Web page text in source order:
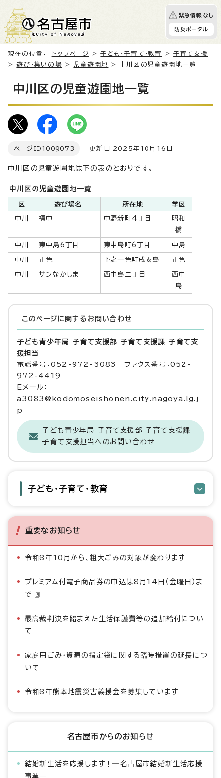
緊急情報なし
防災ポータル
現在の位置： トップページ >子ども・子育て・教育 >子育て支援
>遊び・集いの場 > 児童遊園地 > 中川区の児童遊園地一覧
中川区の児童遊園地一覧
ページID 1009073 更新日 2025年10月16日
中川区の児童遊園地は下の表のとおりです。
中川区の児童遊園地一覧
区 遊び場名 所在地 学区
中川 福中 中野新町4丁目
昭和
橋
中川 東中島6丁目 東中島町6丁目 中島
中川 正色 下之一色町戌亥島 正色
中川 サンなかしま 西中島二丁目
西中
島
このページに関する お問い合わせ
子ども青少年局 子育て支援部 子育て支援課 子育て支
援担当
電話番号：052-972-3083 ファクス番号：052-
972-4419
Eメール：
a3083@kodomoseishonen.city.nagoya.lg.j
p
子ども青少年局 子育て支援部 子育て支援課
子育て支援担当へのお問い合わせ
子ども・子育て・教育
重要なお知らせ
令和8年10月から、粗大ごみの対象が変わります
プレミアム付電子商品券の申込は8月14日（金曜日）ま
で
最高裁判決を踏まえた生活保護費等の追加給付につい
て
家庭用ごみ・資源の指定袋に関する臨時措置の延長につ
いて
令和8年熊本地震災害義援金を募集しています
名古屋市からのお知らせ
結婚新生活を応援します！―名古屋市結婚新生活応援
事業―